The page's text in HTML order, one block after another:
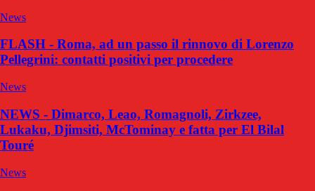
News
FLASH - Roma, ad un passo il rinnovo di Lorenzo
Pellegrini: contatti positivi per procedere
News
NEWS - Dimarco, Leao, Romagnoli, Zirkzee,
Lukaku, Djimsiti, McTominay e fatta per El Bilal
Touré
News